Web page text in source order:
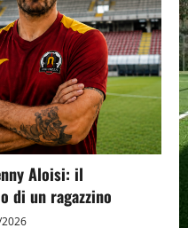
Aloisi: il
di un ragazzino